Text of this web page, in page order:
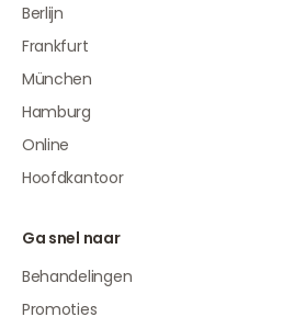
Berlijn
Frankfurt
München
Hamburg
Online
Hoofdkantoor
Ga snel naar
Behandelingen
Promoties